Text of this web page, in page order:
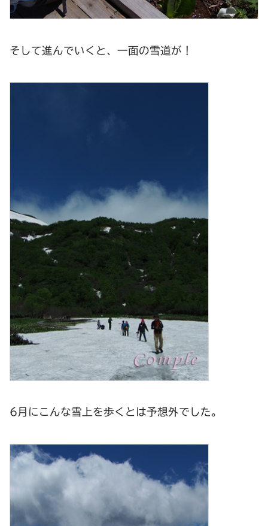
そして進んでいくと、一面の雪道が！
6月にこんな雪上を歩くとは予想外でした。